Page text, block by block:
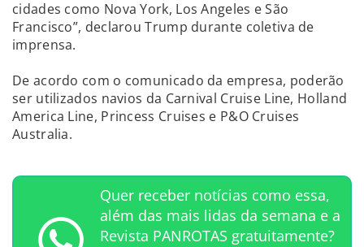
cidades como Nova York, Los Angeles e São
Francisco”, declarou Trump durante coletiva de
imprensa.
De acordo com o comunicado da empresa, poderão
ser utilizados navios da Carnival Cruise Line, Holland
America Line, Princess Cruises e P&O Cruises
Australia.
Quer receber notícias como essa,
além das mais lidas da semana e a
Revista PANROTAS gratuitamente?